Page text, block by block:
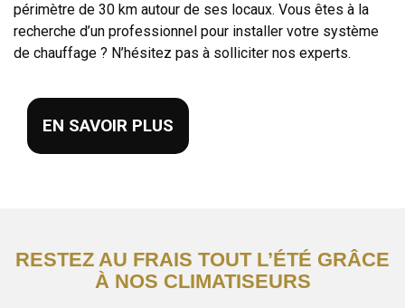
périmètre de 30 km autour de ses locaux. Vous êtes à la
recherche d’un professionnel pour installer votre système
de chauffage ? N’hésitez pas à solliciter nos experts.
EN SAVOIR PLUS
RESTEZ AU FRAIS TOUT L’ÉTÉ GRÂCE
À NOS CLIMATISEURS